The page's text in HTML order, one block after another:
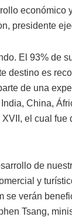
económico
presidente
El 93% de
destino es
de una
China,
el cual fue
de
y
se verán
Tsang,